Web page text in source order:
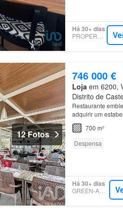
Há 30+ dias
12 Fotos
746 000 €
Lojaem 6200,
Distrito de
Restaurante
adquirir um
ilhas mais bonitas
700 m²
Despensa
Há 30+ dias
GREEN-ACRES